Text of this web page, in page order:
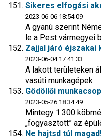
Sikeres elfogási
2023-06-06 18:54:09
A gyanú szerint
le a Pest vármegyei
Zajjal járó éjszakai
2023-06-04 17:41:33
A lakott területeken
vasúti munkagépek
Gödöllői
2023-05-26 18:34:49
Mintegy 1.300
„fogyasztott” az
Ne hajtsd túl